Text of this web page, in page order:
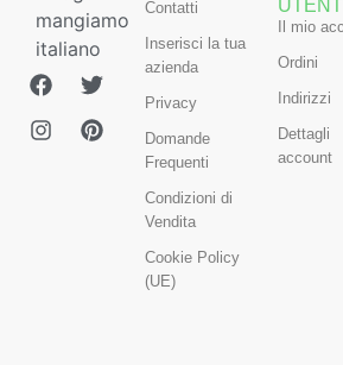
Contatti
Inserisci la tua
azienda
Privacy
Domande
Frequenti
Condizioni di
Vendita
Cookie Policy
(UE)
Il mio
Ordini
Indirizzi
Dettagli
account